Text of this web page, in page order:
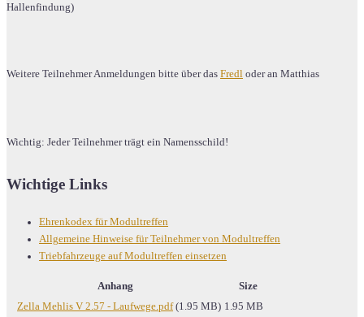
Hallenfindung)
Weitere Teilnehmer Anmeldungen bitte über das Fredl oder an Matthias
Wichtig: Jeder Teilnehmer trägt ein Namensschild!
Wichtige Links
Ehrenkodex für Modultreffen
Allgemeine Hinweise für Teilnehmer von Modultreffen
Triebfahrzeuge auf Modultreffen einsetzen
Anhang
Size
Zella Mehlis V 2.57 - Laufwege.pdf (1.95 MB) 1.95 MB